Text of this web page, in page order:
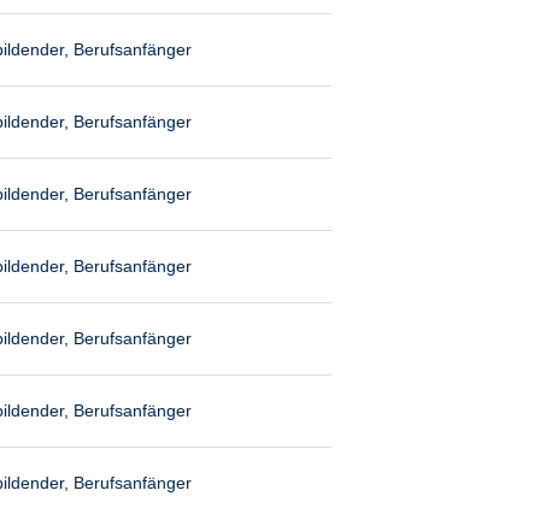
Berufsanfänger
Berufsanfänger
Berufsanfänger
Berufsanfänger
Berufsanfänger
Berufsanfänger
Berufsanfänger